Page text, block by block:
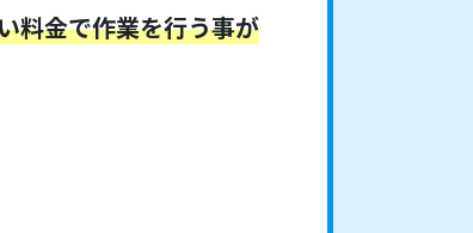
料金で作業を行う事が